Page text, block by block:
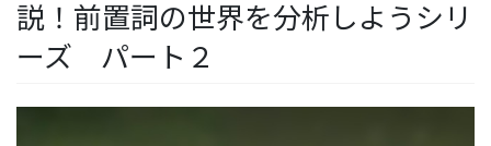
説！前置詞の世界を分析しようシリ
ーズ パート２